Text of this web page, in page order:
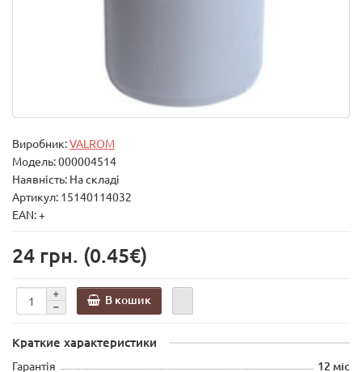
Виробник:VALROM
Модель:000004514
Наявність: На складі
Артикул: 15140114032
EAN: +
24 грн. (0.45€)
В кошик
Краткие характеристики
Гарантія 12 міс